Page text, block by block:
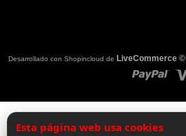
Desarrollado con Shopincloud de LiveCommerce ©
Esta página web usa cookies